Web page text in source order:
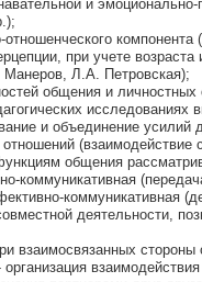
и
отношенческого
при учете
Л.А. Петровская);
общения и
и объединение усилий
общения
коммуникативная
коммуникативная
деятельности,
взаимосвязанных
организация